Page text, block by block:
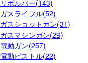
リボルバー(143)
ガスライフル(52)
ガスショットガン(31)
ガスマシンガン(29)
電動ガン(257)
電動ピストル(22)